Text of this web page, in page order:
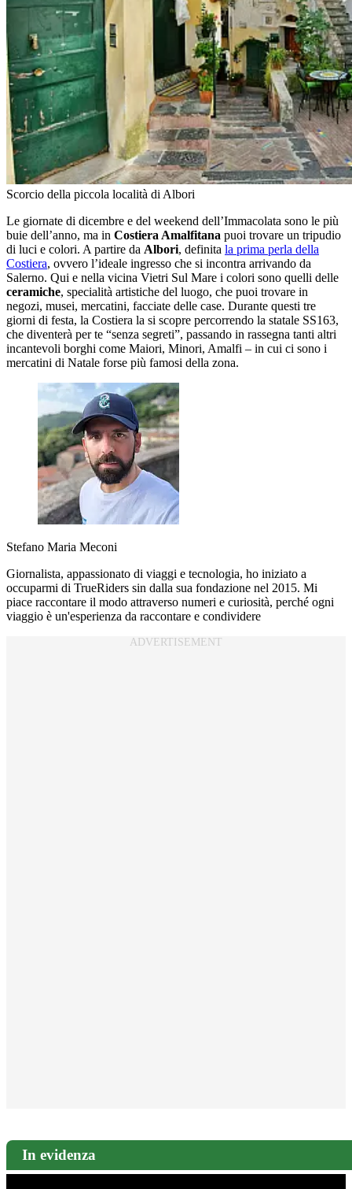
Scorcio della piccola località di Albori
Le giornate di dicembre e del weekend dell’Immacolata sono le più
buie dell’anno, ma in Costiera Amalfitana puoi trovare un tripudio
di luci e colori. A partire da Albori, definita la prima perla della
Costiera, ovvero l’ideale ingresso che si incontra arrivando da
Salerno. Qui e nella vicina Vietri Sul Mare i colori sono quelli delle
ceramiche, specialità artistiche del luogo, che puoi trovare in
negozi, musei, mercatini, facciate delle case. Durante questi tre
giorni di festa, la Costiera la si scopre percorrendo la statale SS163,
che diventerà per te “senza segreti”, passando in rassegna tanti altri
incantevoli borghi come Maiori, Minori, Amalfi – in cui ci sono i
mercatini di Natale forse più famosi della zona.
Stefano Maria Meconi
Giornalista, appassionato di viaggi e tecnologia, ho iniziato a
occuparmi di TrueRiders sin dalla sua fondazione nel 2015. Mi
piace raccontare il modo attraverso numeri e curiosità, perché ogni
viaggio è un'esperienza da raccontare e condividere
In evidenza